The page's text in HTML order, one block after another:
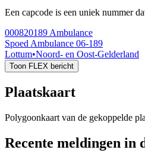
Een capcode is een uniek nummer
000820189 Ambulance
Spoed Ambulance 06-189
Lottum•Noord- en Oost-Gelderland
Toon FLEX bericht
Plaatskaart
Polygoonkaart van de gekoppelde
Recente meldingen in